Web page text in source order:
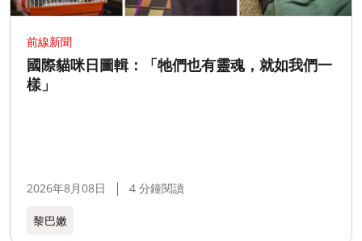
前線新聞
國際貓咪日圖輯：「牠們也有靈魂，就如我們一
樣」
2026年8月08日 4 分鐘閱讀
黎巴嫩​